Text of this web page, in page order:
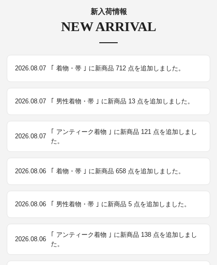
NEW ARRIVAL
新入荷情報
2026.08.07 ｢ 着物・帯 ｣ に新商品 712 点を追加しました。
2026.08.07 ｢ 男性着物・帯 ｣ に新商品 13 点を追加しました。
2026.08.07
｢ アンティーク着物 ｣ に新商品 121 点を追加しまし
た。
2026.08.06 ｢ 着物・帯 ｣ に新商品 658 点を追加しました。
2026.08.06 ｢ 男性着物・帯 ｣ に新商品 5 点を追加しました。
2026.08.06
｢ アンティーク着物 ｣ に新商品 138 点を追加しまし
た。